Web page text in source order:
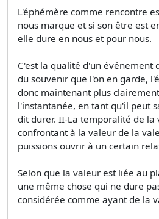
L'éphémère comme rencontre
nous marque et si son être est
elle dure en nous et pour nous.
C'est la qualité d'un événement
du souvenir que l'on en garde,
donc maintenant plus
l'instantanée, en tant qu'il peut
dit durer. II-La temporalité de la
confrontant à la valeur de la
puissions ouvrir à un certain
Selon que la valeur est liée au
une même chose qui ne dure
considérée comme ayant de la